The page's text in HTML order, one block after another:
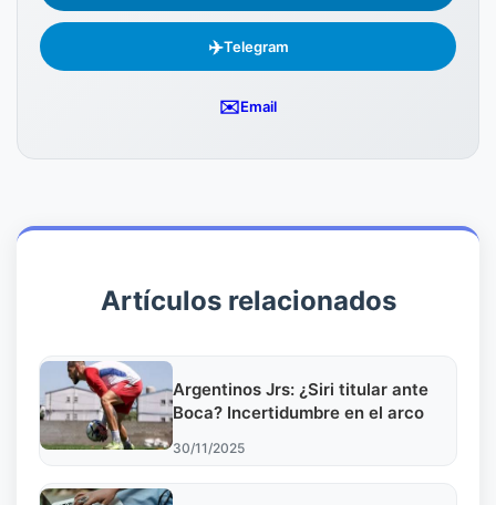
✈️Telegram
✉️Email
Artículos relacionados
Argentinos Jrs: ¿Siri titular ante
Boca? Incertidumbre en el arco
30/11/2025